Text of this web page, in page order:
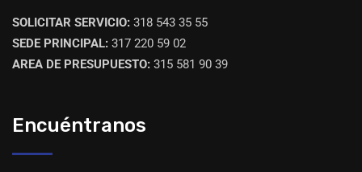
SOLICITAR SERVICIO: 318 543 35 55
SEDE PRINCIPAL: 317 220 59 02
AREA DE PRESUPUESTO: 315 581 90 39
Encuéntranos